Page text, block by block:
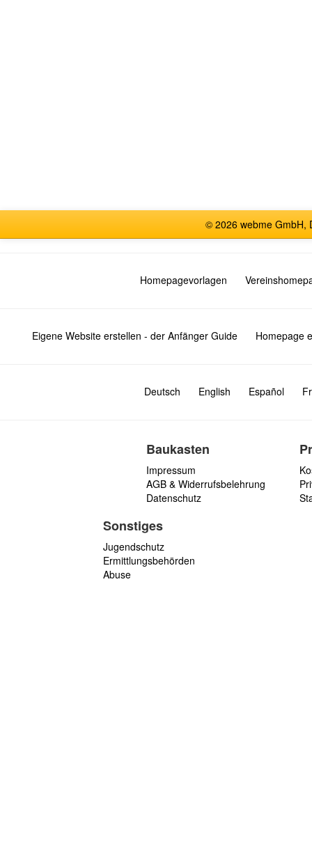
© 2026 webme GmbH,
Homepagevorlagen
Eigene Website erstellen - der Anfänger Guide Homepage
Deutsch English Español
Baukasten
Impressum
AGB & Widerrufsbelehrung
Datenschutz
Sonstiges
Jugendschutz
Ermittlungsbehörden
Abuse